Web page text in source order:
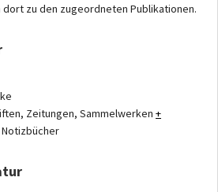
dort zu den zugeordneten Publikationen.
Zeitungen, Sammelwerken +